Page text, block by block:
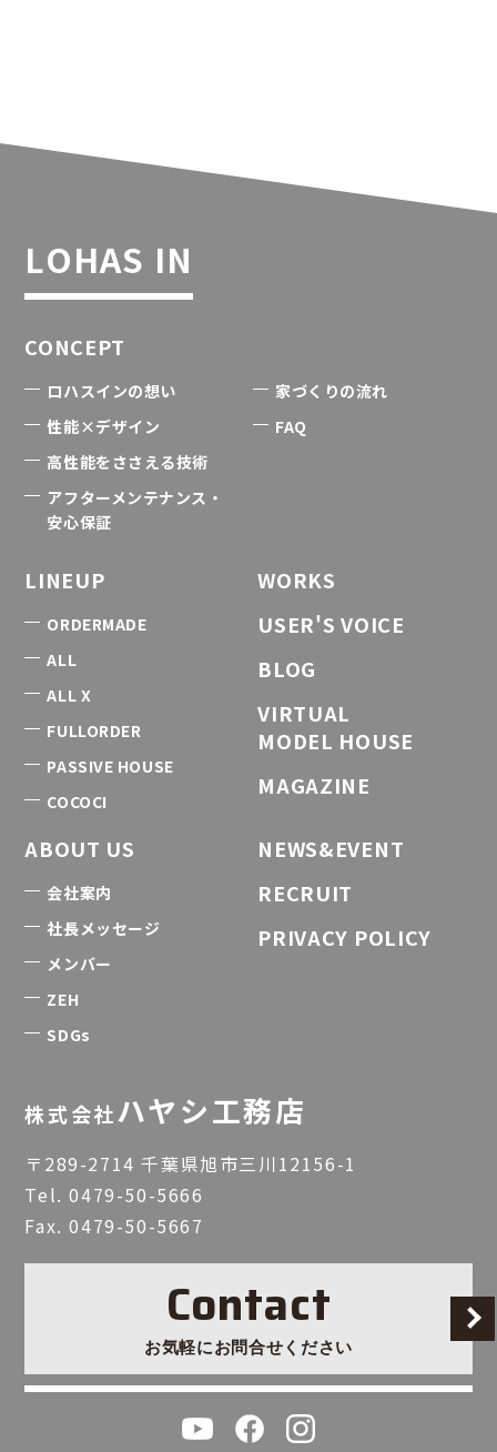
LOHAS IN
CONCEPT
ロハスインの想い
性能×デザイン
高性能をささえる技術
アフターメンテナンス・
安心保証
家づくりの流れ
FAQ
LINEUP
ORDERMADE
ALL
ALL X
FULLORDER
PASSIVE HOUSE
COCOCI
WORKS
USER'S VOICE
BLOG
VIRTUAL
MODEL HOUSE
MAGAZINE
ABOUT US
会社案内
社長メッセージ
メンバー
ZEH
SDGs
NEWS&EVENT
RECRUIT
PRIVACY POLICY
株式会社ハヤシ工務店
〒289-2714 千葉県旭市三川12156-1
Tel.0479-50-5666
Fax. 0479-50-5667
Contact
お気軽にお問合せください